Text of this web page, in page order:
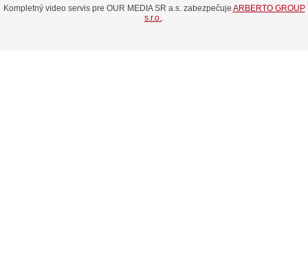
Kompletný video servis pre OUR MEDIA SR a.s. zabezpečuje ARBERTO GROUP
s.r.o..